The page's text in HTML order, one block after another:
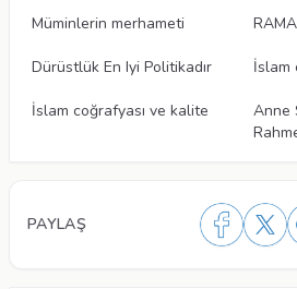
Müminlerin merhameti
Dürüstlük En Iyi Politikadır İslam
İslam coğrafyası ve kalite
Anne
PAYLAŞ